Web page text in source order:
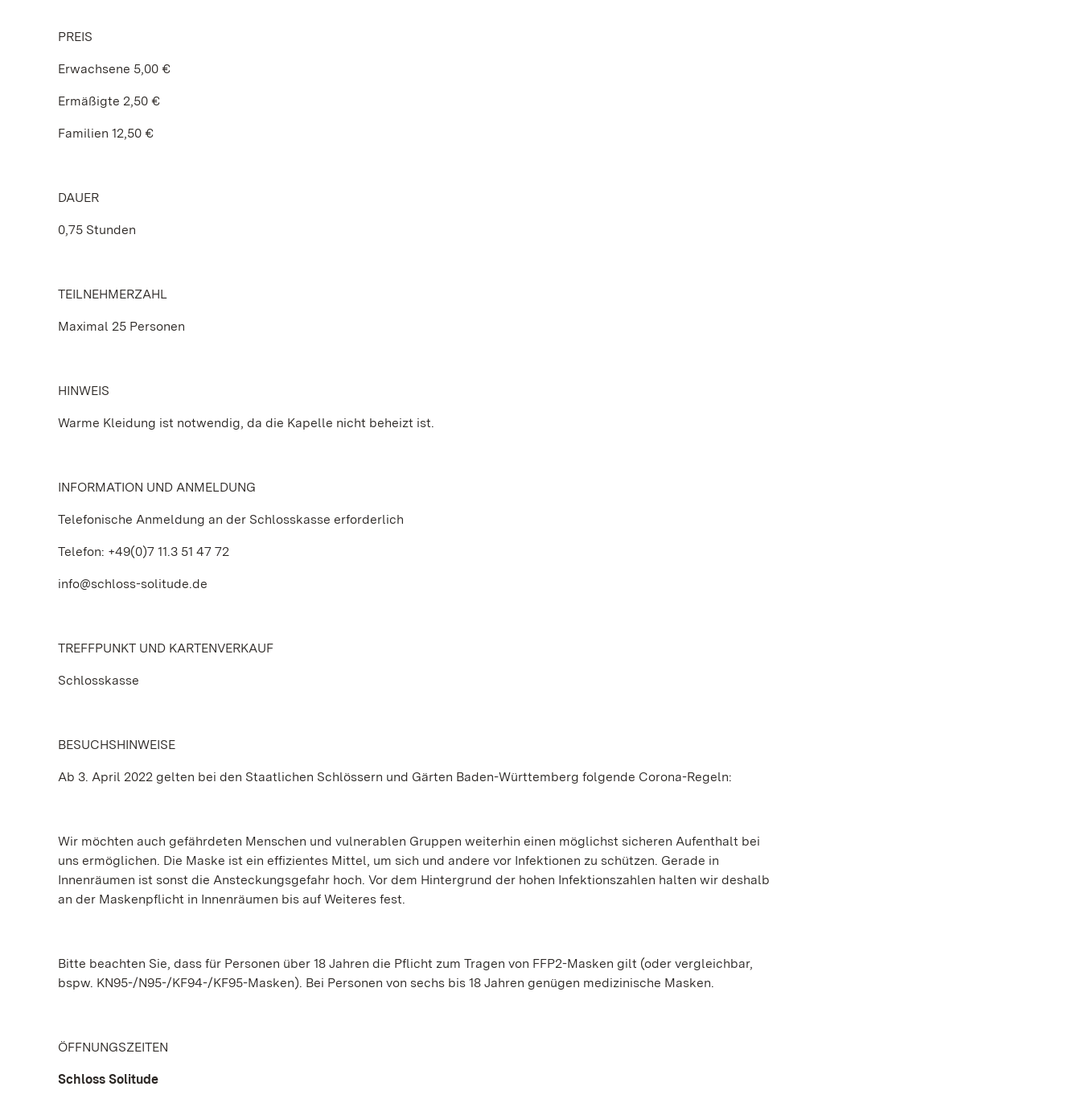
PREIS
Erwachsene 5,00 €
Ermäßigte 2,50 €
Familien 12,50 €
DAUER
0,75 Stunden
TEILNEHMERZAHL
Maximal 25 Personen
HINWEIS
Warme Kleidung ist notwendig, da die Kapelle nicht beheizt ist.
INFORMATION UND ANMELDUNG
Telefonische Anmeldung an der Schlosskasse erforderlich
Telefon: +49(0)7 11.3 51 47 72
info@schloss-solitude.de
TREFFPUNKT UND KARTENVERKAUF
Schlosskasse
BESUCHSHINWEISE
Ab 3. April 2022 gelten bei den Staatlichen Schlössern und Gärten Baden-Württemberg folgende Corona-Regeln:
Wir möchten auch gefährdeten Menschen und vulnerablen Gruppen weiterhin einen möglichst sicheren Aufenthalt bei
uns ermöglichen. Die Maske ist ein effizientes Mittel, um sich und andere vor Infektionen zu schützen. Gerade in
Innenräumen ist sonst die Ansteckungsgefahr hoch. Vor dem Hintergrund der hohen Infektionszahlen halten wir deshalb
an der Maskenpflicht in Innenräumen bis auf Weiteres fest.
Bitte beachten Sie, dass für Personen über 18 Jahren die Pflicht zum Tragen von FFP2-Masken gilt (oder vergleichbar,
bspw. KN95-/N95-/KF94-/KF95-Masken). Bei Personen von sechs bis 18 Jahren genügen medizinische Masken.
ÖFFNUNGSZEITEN
Schloss Solitude